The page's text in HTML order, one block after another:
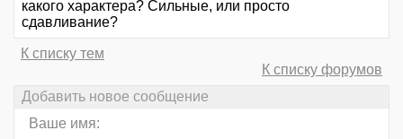
какого характера? Сильные, или просто
сдавливание?
К списку тем
К списку форумов
Добавить новое сообщение
Ваше имя: